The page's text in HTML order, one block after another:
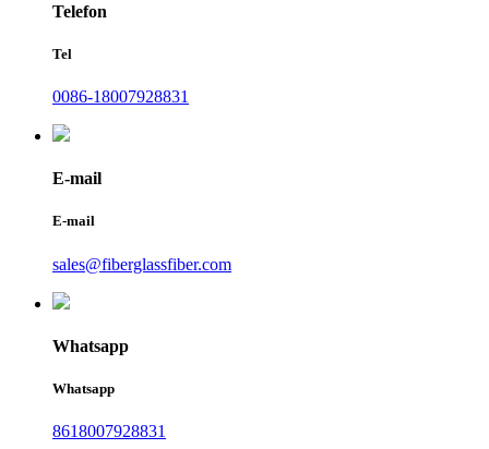
Telefon
Tel
0086-18007928831
E-mail
E-mail
sales@fiberglassfiber.com
Whatsapp
Whatsapp
8618007928831